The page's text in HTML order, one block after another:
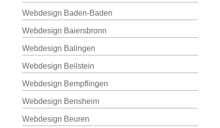
Webdesign Baden-Baden
Webdesign Baiersbronn
Webdesign Balingen
Webdesign Beilstein
Webdesign Bempflingen
Webdesign Bensheim
Webdesign Beuren